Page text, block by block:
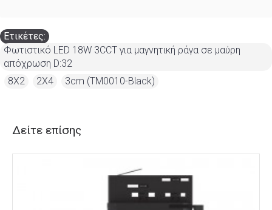
Ετικέτες:
Φωτιστικό LED 18W 3CCT για μαγνητική ράγα σε μαύρη
απόχρωση D:32
8X2 2X4 3cm (TM0010-Black)
Δείτε επίσης